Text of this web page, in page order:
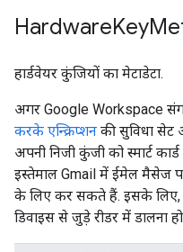
HardwareKey
हार्डवेयर कुंजियों का मेटाडेटा.
अगर Google Workspace
करके एन्क्रिप्शन की सुविधा सेट
अपनी निजी कुंजी को स्मार्ट
इस्तेमाल Gmail में ईमेल मैसेज
के लिए कर सकते हैं. इसके लिए,
डिवाइस से जुड़े रीडर में डालना